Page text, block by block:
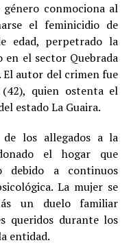
conmociona al
el feminicidio de
edad, perpetrado la
en el sector Quebrada
El autor del crimen fue
quien ostenta el
estado La Guaira.
los allegados a la
el hogar que
debido a continuos
La mujer se
un duelo familiar
queridos durante los
entidad.